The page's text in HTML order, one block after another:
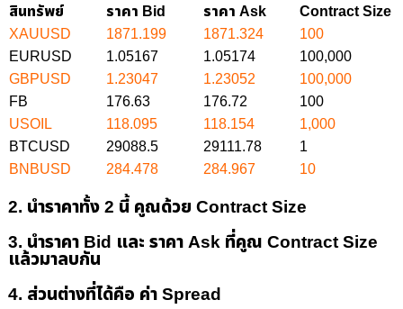
สินทรัพย์ ราคา Bid ราคา Ask Contract Size
XAUUSD 1871.199 1871.324
100
EURUSD
1.05167 1.05174
100,000
GBPUSD
1.23047 1.23052
100,000
FB
176.63 176.72
100
USOIL
118.095 118.154
1,000
BTCUSD
29088.5 29111.78
1
BNBUSD
284.478 284.967 10
2. นำราคาทั้ง 2 นี้ คูณด้วย Contract Size
3. นำราคา Bid และ ราคา Ask ที่คูณ Contract Size
แล้วมาลบกัน
4. ส่วนต่างที่ได้คือ ค่า Spread